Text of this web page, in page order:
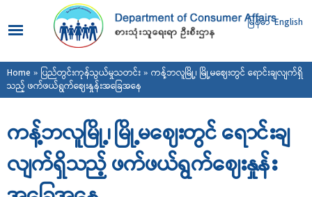
main
content
မြန်မာ English
You are here
Home » ပြည်တွင်းကုန်သွယ်မှုသတင်း» ကန့်ဘလူမြို့၊ မြို့မဈေးတွင် ရောင်းချလျက်ရှိ
သည့် ဖက်ဖယ်ရွက်ဈေးနှုန်းအခြေအနေ
ကန့်ဘလူမြို့၊ မြို့မဈေးတွင် ရောင်းချ
လျက်ရှိသည့် ဖက်ဖယ်ရွက်ဈေးနှုန်း